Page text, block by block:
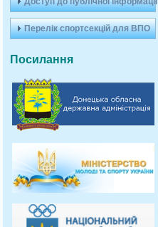
Перелік спортсекцій для ВПО
Посилання